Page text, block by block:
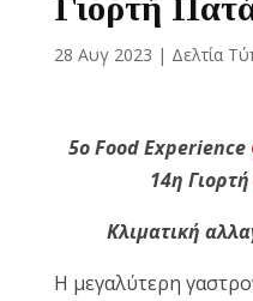
brightness_high Έντονη αντίθεση
Υπογράμμισε
font_download Επισήμανση
28 Αυγ 2023 | Δελτία
5ο Food Experience
14η
Kλιματική
Η μεγαλύτερη